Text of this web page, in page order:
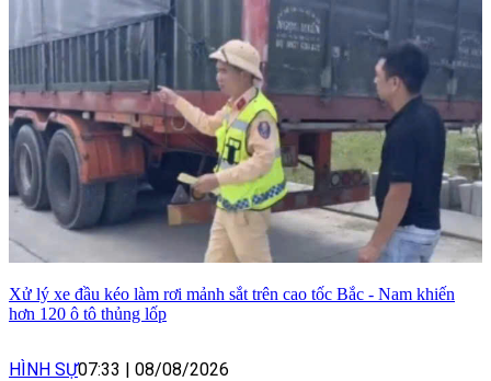
Xử lý xe đầu kéo làm rơi mảnh sắt trên cao tốc Bắc - Nam khiến
hơn 120 ô tô thủng lốp
HÌNH SỰ07:33 | 08/08/2026